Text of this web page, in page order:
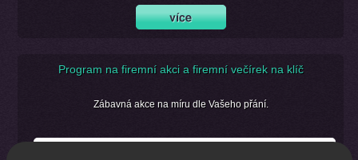
Program na firemní akci a firemní večírek na klíč
Zábavná akce na míru dle Vašeho přání.